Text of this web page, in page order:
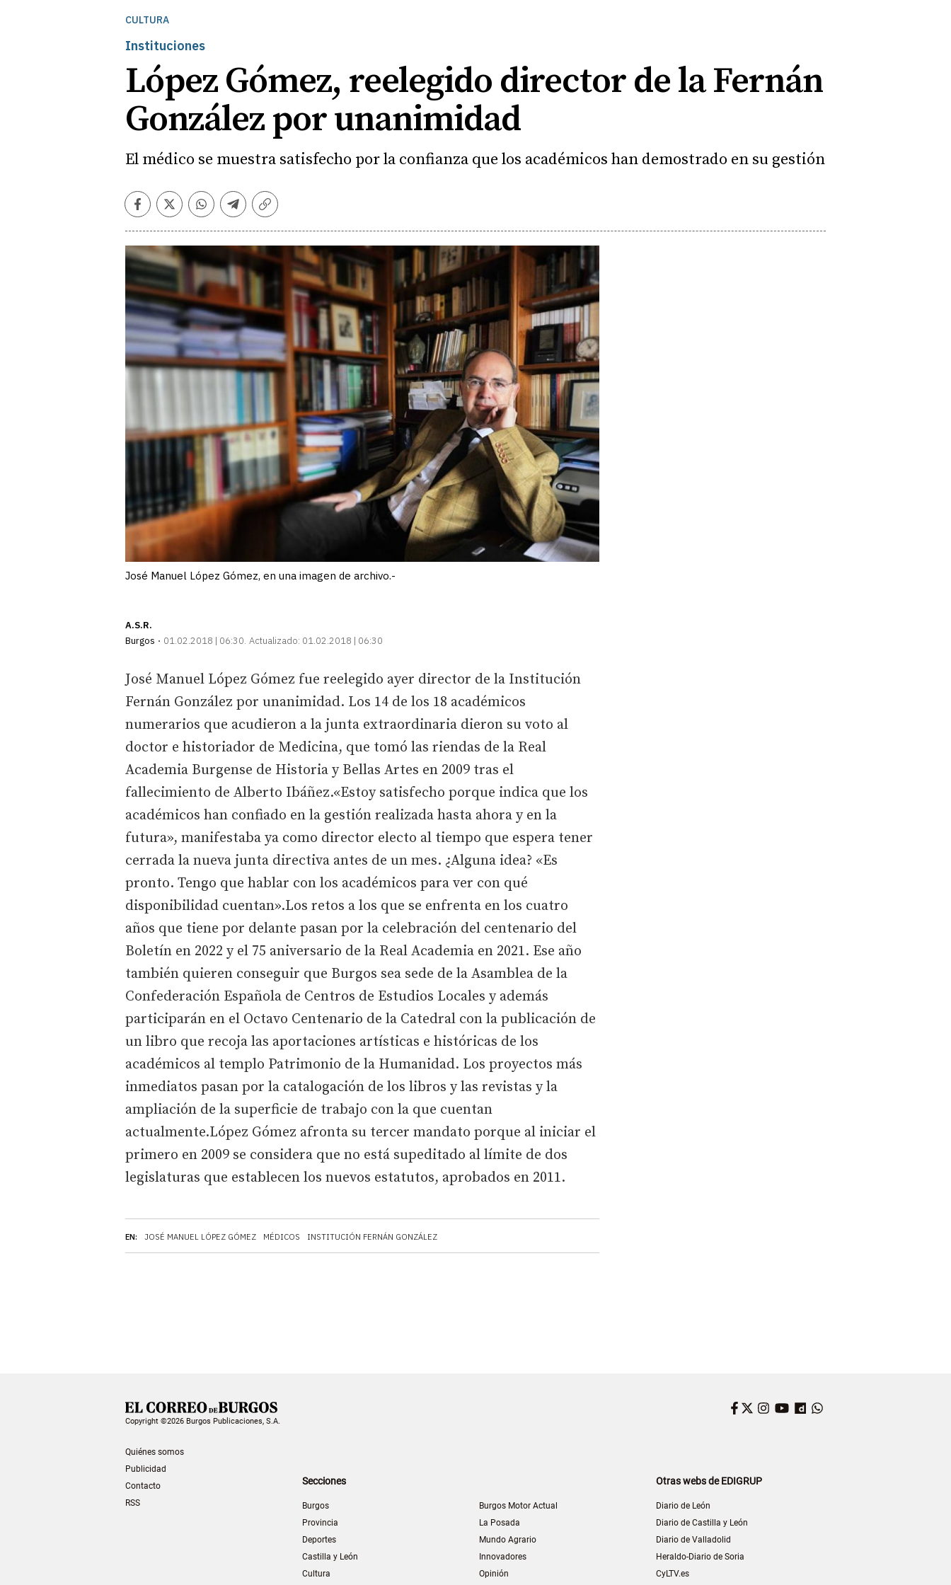
CULTURA
Instituciones
López Gómez, reelegido director de la Fernán
González por unanimidad
El médico se muestra satisfecho por la confianza que los académicos han demostrado en su gestión
Facebook
TwitterWhatsapp
Telegram
Copiar
José Manuel López Gómez, en una imagen de archivo.-
A.S.R.
Burgos
01.02.2018 | 06:30 Actualizado: 01.02.2018 | 06:30
EN: JOSÉ MANUEL LÓPEZ GÓMEZ MÉDICOS INSTITUCIÓN FERNÁN GONZÁLEZ
José Manuel López Gómez fue reelegido ayer director de la Institución
Fernán González por unanimidad. Los 14 de los 18 académicos
numerarios que acudieron a la junta extraordinaria dieron su voto al
doctor e historiador de Medicina, que tomó las riendas de la Real
Academia Burgense de Historia y Bellas Artes en 2009 tras el
fallecimiento de Alberto Ibáñez.«Estoy satisfecho porque indica que los
académicos han confiado en la gestión realizada hasta ahora y en la
futura», manifestaba ya como director electo al tiempo que espera tener
cerrada la nueva junta directiva antes de un mes. ¿Alguna idea? «Es
pronto. Tengo que hablar con los académicos para ver con qué
disponibilidad cuentan».Los retos a los que se enfrenta en los cuatro
años que tiene por delante pasan por la celebración del centenario del
Boletín en 2022 y el 75 aniversario de la Real Academia en 2021. Ese año
también quieren conseguir que Burgos sea sede de la Asamblea de la
Confederación Española de Centros de Estudios Locales y además
participarán en el Octavo Centenario de la Catedral con la publicación de
un libro que recoja las aportaciones artísticas e históricas de los
académicos al templo Patrimonio de la Humanidad. Los proyectos más
inmediatos pasan por la catalogación de los libros y las revistas y la
ampliación de la superficie de trabajo con la que cuentan
actualmente.López Gómez afronta su tercer mandato porque al iniciar el
primero en 2009 se considera que no está supeditado al límite de dos
legislaturas que establecen los nuevos estatutos, aprobados en 2011.
Copyright ©2026 Burgos Publicaciones, S.A.
Quiénes somos
Publicidad
Contacto
RSS
Facebook
Twitter
Instagram
YouTube
Dailymotion
Secciones
Burgos
Provincia
Deportes
Castilla y León
Cultura
Burgos Motor Actual
La Posada
Mundo Agrario
Innovadores
Opinión
Otras webs de EDIGRUP
Diario de León
Diario de Castilla y León
Diario de Valladolid
Heraldo-Diario de Soria
CyLTV.es